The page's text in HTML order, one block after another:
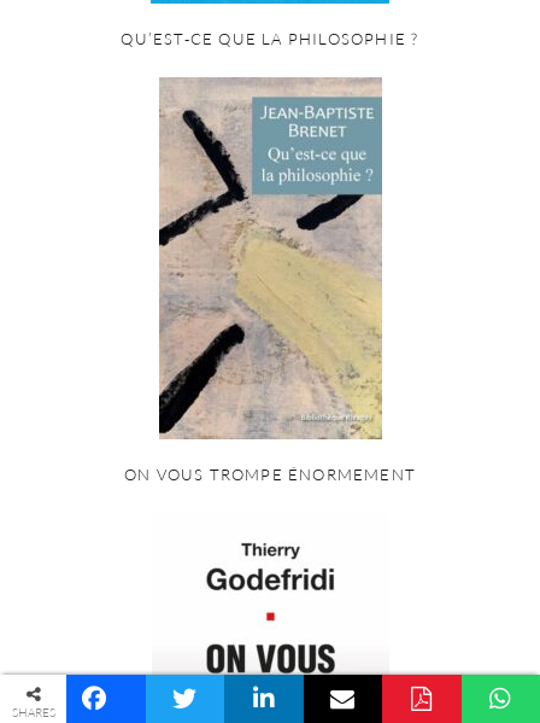
QU’EST-CE QUE LA PHILOSOPHIE ?
ON VOUS TROMPE ÉNORMEMENT
© COPYRIGHT PALINGÉNÉSIE - POLITIQUE DE CONFIDENTIALITÉ
SHARES